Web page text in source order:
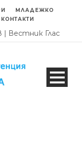
МЛАДЕЖКО
КОНТАКТИ
| Вестник Глас